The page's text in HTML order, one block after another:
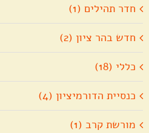
חדר תהילים (1)
חדש בהר ציון (2)
כללי (18)
כנסיית הדורמיציון (4)
מורשת קרב (1)